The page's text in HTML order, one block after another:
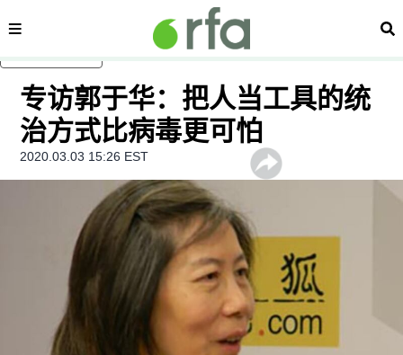
内容分类 搜
专访郭于华：把人当工具的统
治方式比病毒更可怕
2020.03.03 15:26 EST